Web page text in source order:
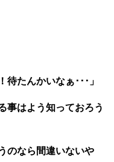
待たんかいなぁ･･･」
事はよう知っておろう
のなら間違いないや